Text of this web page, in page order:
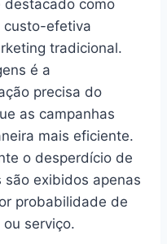
destacado como
custo-efetiva
tradicional.
é a
precisa do
as campanhas
mais eficiente.
o desperdício de
são exibidos apenas
probabilidade de
serviço.